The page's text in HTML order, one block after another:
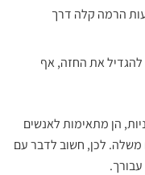
הרמה קלה דרך
להגדיל את החזה, אף
הן מתאימות לאנשים
משלה. לכן, חשוב לדבר עם